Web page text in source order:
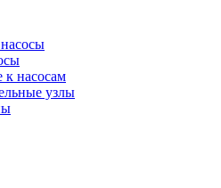
насосам
узлы